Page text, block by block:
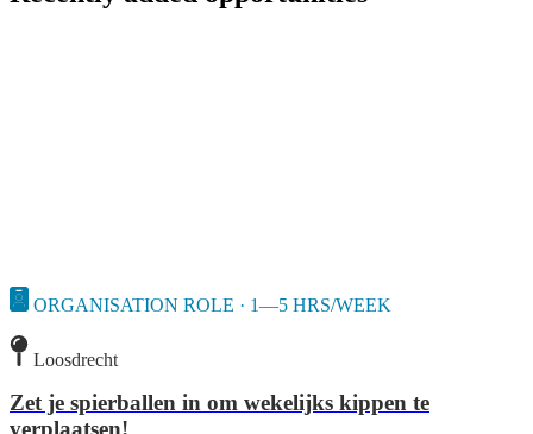
ORGANISATION ROLE · 1—5 HRS/WEEK
Loosdrecht
Zet je spierballen in om wekelijks kippen te
verplaatsen!